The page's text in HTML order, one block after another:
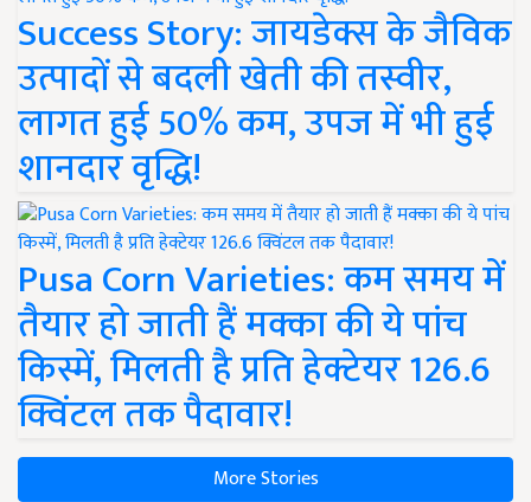
Success Story: जायडेक्स के जैविक
उत्पादों से बदली खेती की तस्वीर,
लागत हुई 50% कम, उपज में भी हुई
शानदार वृद्धि!
Pusa Corn Varieties: कम समय में
तैयार हो जाती हैं मक्का की ये पांच
किस्में, मिलती है प्रति हेक्टेयर 126.6
क्विंटल तक पैदावार!
More Stories